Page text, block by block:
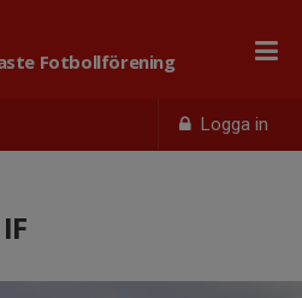
Logga in
Fotbollförening